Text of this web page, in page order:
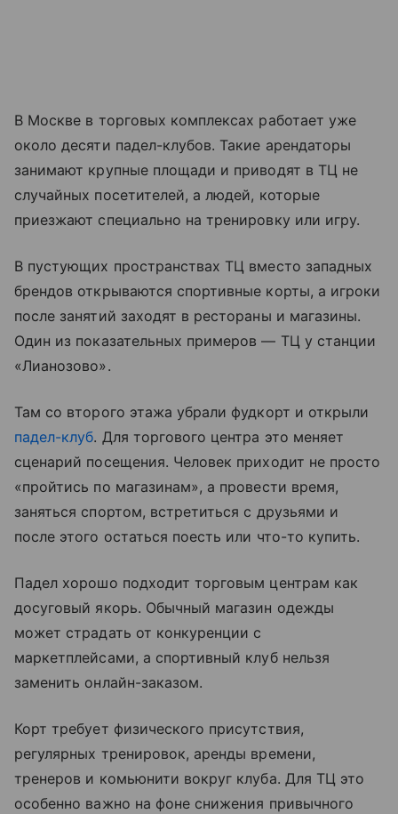
В Москве в торговых комплексах работает уже
около десяти падел-клубов. Такие арендаторы
занимают крупные площади и приводят в ТЦ не
случайных посетителей, а людей, которые
приезжают специально на тренировку или игру.
В пустующих пространствах ТЦ вместо западных
брендов открываются спортивные корты, а игроки
после занятий заходят в рестораны и магазины.
Один из показательных примеров — ТЦ у станции
«Лианозово».
Там со второго этажа убрали фудкорт и открыли
падел-клуб. Для торгового центра это меняет
сценарий посещения. Человек приходит не просто
«пройтись по магазинам», а провести время,
заняться спортом, встретиться с друзьями и
после этого остаться поесть или что-то купить.
Падел хорошо подходит торговым центрам как
досуговый якорь. Обычный магазин одежды
может страдать от конкуренции с
маркетплейсами, а спортивный клуб нельзя
заменить онлайн-заказом.
Корт требует физического присутствия,
регулярных тренировок, аренды времени,
тренеров и комьюнити вокруг клуба. Для ТЦ это
особенно важно на фоне снижения привычного